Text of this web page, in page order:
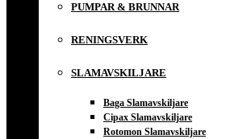
PUMPAR & BRUNNAR
RENINGSVERK
SLAMAVSKILJARE
Baga Slamavskiljare
Cipax Slamavskiljare
Rotomon Slamavskiljare